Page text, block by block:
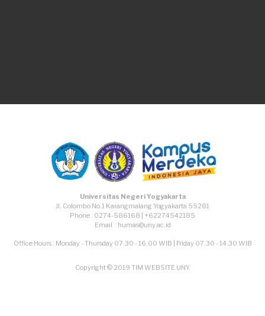
Universitas Negeri Yogyakarta
Jl. Colombo No.1 Karangmalang Yogyakarta 55281
Phone : 0274-586168 | +62274542185
Email : humas@uny.ac.id
Office Hours : Monday - Thursday 07.30 - 16.00 WIB | Friday 07.30 - 14.30 WIB
Copyright © 2019 TIM WEBSITE UNY.